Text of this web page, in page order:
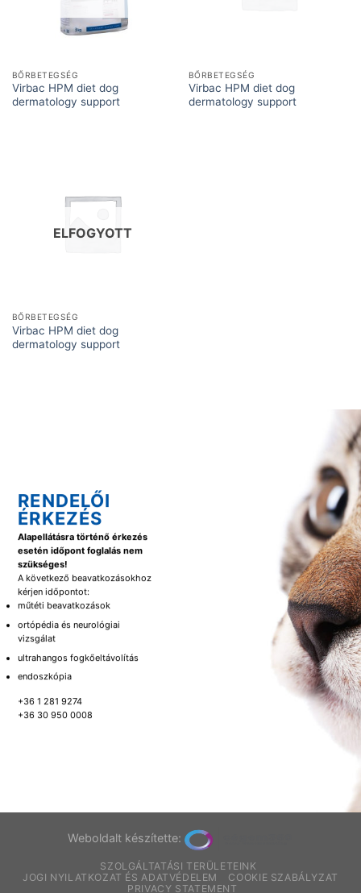
BŐRBETEGSÉG
Virbac HPM diet dog
dermatology support
BŐRBETEGSÉG
Virbac HPM diet dog
dermatology support
ELFOGYOTT
BŐRBETEGSÉG
Virbac HPM diet dog
dermatology support
RENDELŐI
ÉRKEZÉS
Alapellátásra történő érkezés
esetén időpont foglalás nem
szükséges!
A következő beavatkozásokhoz
kérjen időpontot:
műtéti beavatkozások
ortópédia és neurológiai
vizsgálat
ultrahangos fogkőeltávolítás
endoszkópia
+36 1 281 9274
+36 30 950 0008
Weboldalt készítette:
SZOLGÁLTATÁSI TERÜLETEINK
JOGI NYILATKOZAT ÉS ADATVÉDELEM
COOKIE SZABÁLYZAT
PRIVACY STATEMENT